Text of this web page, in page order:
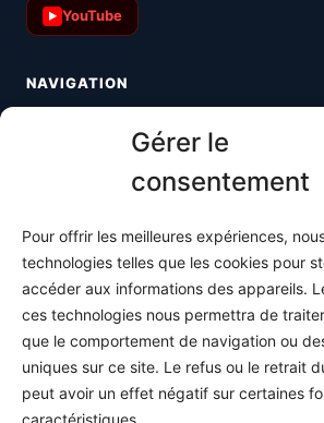
Gérer le
consentement
Pour offrir les meilleures expériences,
technologies telles que les cookies pour
accéder aux informations des appareils.
ces technologies nous permettra de
que le comportement de navigation ou
uniques sur ce site. Le refus ou le retrait
peut avoir un effet négatif sur certaines
caractéristiques.
▶ YouTube
NAVIGATION
Toutes les maths
S'abonner
À propos
Contact / Support
Mes publications
INFORMATIONS LÉGALES